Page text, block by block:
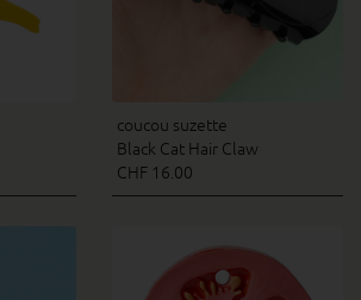
coucou suzette
Black Cat Hair Claw
CHF 16.00